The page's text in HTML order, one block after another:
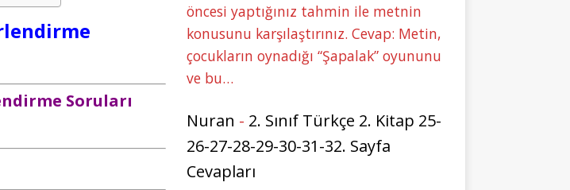
Soruları
öncesi yaptığınız tahmin ile metnin
konusunu karşılaştırınız. Cevap: Metin,
çocukların oynadığı “Şapalak” oyununu
ve bu…
Nuran - 2. Sınıf Türkçe 2. Kitap 25-
26-27-28-29-30-31-32. Sayfa
Cevapları